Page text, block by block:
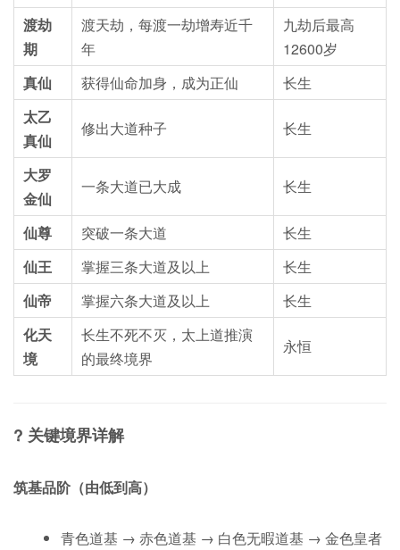
渡劫
期
渡天劫，每渡一劫增寿近千
年
九劫后最高
12600岁
真仙
获得仙命加身，成为正仙
长生
太乙
真仙
修出大道种子 长生
大罗
金仙
一条大道已大成 长生
仙尊 突破一条大道
长生
仙王
掌握三条大道及以上
长生
仙帝
掌握六条大道及以上
长生
化天
境
长生不死不灭，太上道推演
的最终境界
永恒
? 关键境界详解
筑基品阶 （由低到高）
青色道基 → 赤色道基 → 白色无暇道基 → 金色皇者